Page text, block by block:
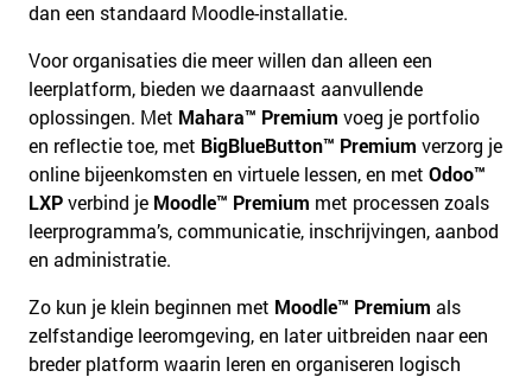
dan een standaard Moodle-installatie.
Voor organisaties die meer willen dan alleen een
leerplatform, bieden we daarnaast aanvullende
oplossingen. Met Mahara™ Premium voeg je portfolio
en reflectie toe, met BigBlueButton™ Premium verzorg je
online bijeenkomsten en virtuele lessen, en met Odoo™
LXPverbind je Moodle™ Premium met processen zoals
leerprogramma’s, communicatie, inschrijvingen, aanbod
en administratie.
Zo kun je klein beginnen met Moodle™ Premium als
zelfstandige leeromgeving, en later uitbreiden naar een
breder platform waarin leren en organiseren logisch